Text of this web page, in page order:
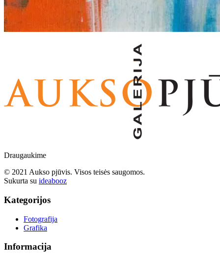
Draugaukime
© 2021 Aukso pjūvis. Visos teisės saugomos.
Sukurta su ideabooz
Kategorijos
Fotografija
Grafika
Informacija